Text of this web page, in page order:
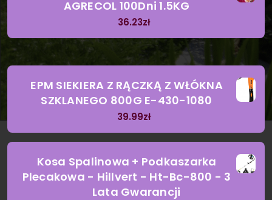
AGRECOL 100Dni 1.5KG
36.23zł
EPM SIEKIERA Z RĄCZKĄ Z WŁÓKNA
SZKLANEGO 800G E-430-1080
39.99zł
Kosa Spalinowa + Podkaszarka
Plecakowa - Hillvert - Ht-Bc-800 - 3
Lata Gwarancji